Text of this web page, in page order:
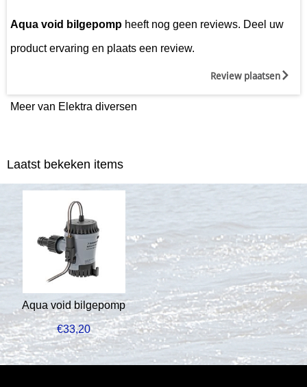
Aqua void bilgepomp heeft nog geen reviews. Deel uw
product ervaring en plaats een review.
Review plaatsen
Meer van Elektra diversen
Laatst bekeken items
Aqua void bilgepomp
€33,20